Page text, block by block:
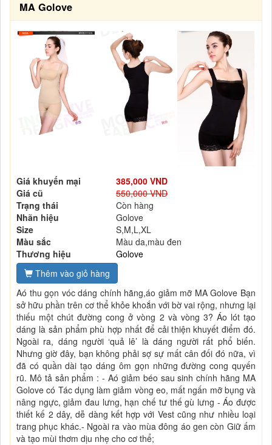
MA Golove
Giá khuyến mại
385,000 VND
Giá cũ
550,000 VND
Trạng thái
Còn hàng
Nhãn hiệu
Golove
Size
S,M,L,XL
Màu sắc
Màu da,màu đen
Thương hiệu
Golove
Thêm vào giỏ hàng
Aó thu gọn vóc dáng chính hãng,áo giảm mỡ MA Golove Bạn
sở hữu phần trên cơ thể khỏe khoắn với bờ vai rộng, nhưng lại
thiếu một chút đường cong ở vòng 2 và vòng 3? Áo lót tạo
dáng là sản phẩm phù hợp nhất để cải thiện khuyết điểm đó.
Ngoài ra, dáng người ‘quả lê’ là dáng người rất phổ biến.
Nhưng giờ đây, bạn không phải sợ sự mất cân đối đó nữa, vì
đã có quần dài tạo dáng ôm gọn những đường cong quyến
rũ. Mô tả sản phẩm : - Aó giảm béo sau sinh chính hãng MA
Golove có Tác dụng làm giảm vòng eo, mất ngấn mỡ bụng và
nâng ngực, giảm đau lưng, hạn chế tư thế gù lưng - Áo được
thiết kế 2 dây, dễ dàng kết hợp với Vest cũng như nhiều loại
trang phục khác.- Ngoài ra vào mùa đông áo gen còn Giữ ấm
và tạo mùi thơm dịu nhẹ cho cơ thể;